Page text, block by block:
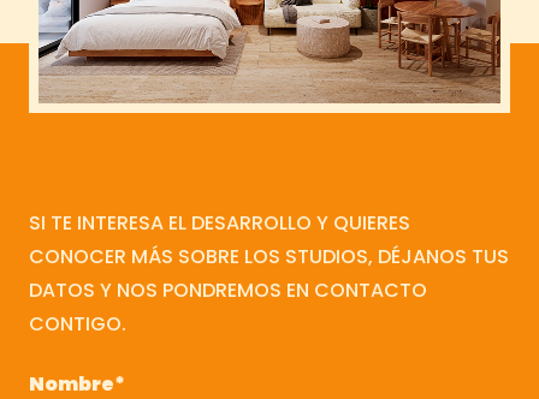
SI TE INTERESA EL DESARROLLO Y QUIERES
CONOCER MÁS SOBRE LOS STUDIOS, DÉJANOS TUS
DATOS Y NOS PONDREMOS EN CONTACTO
CONTIGO.
Nombre*